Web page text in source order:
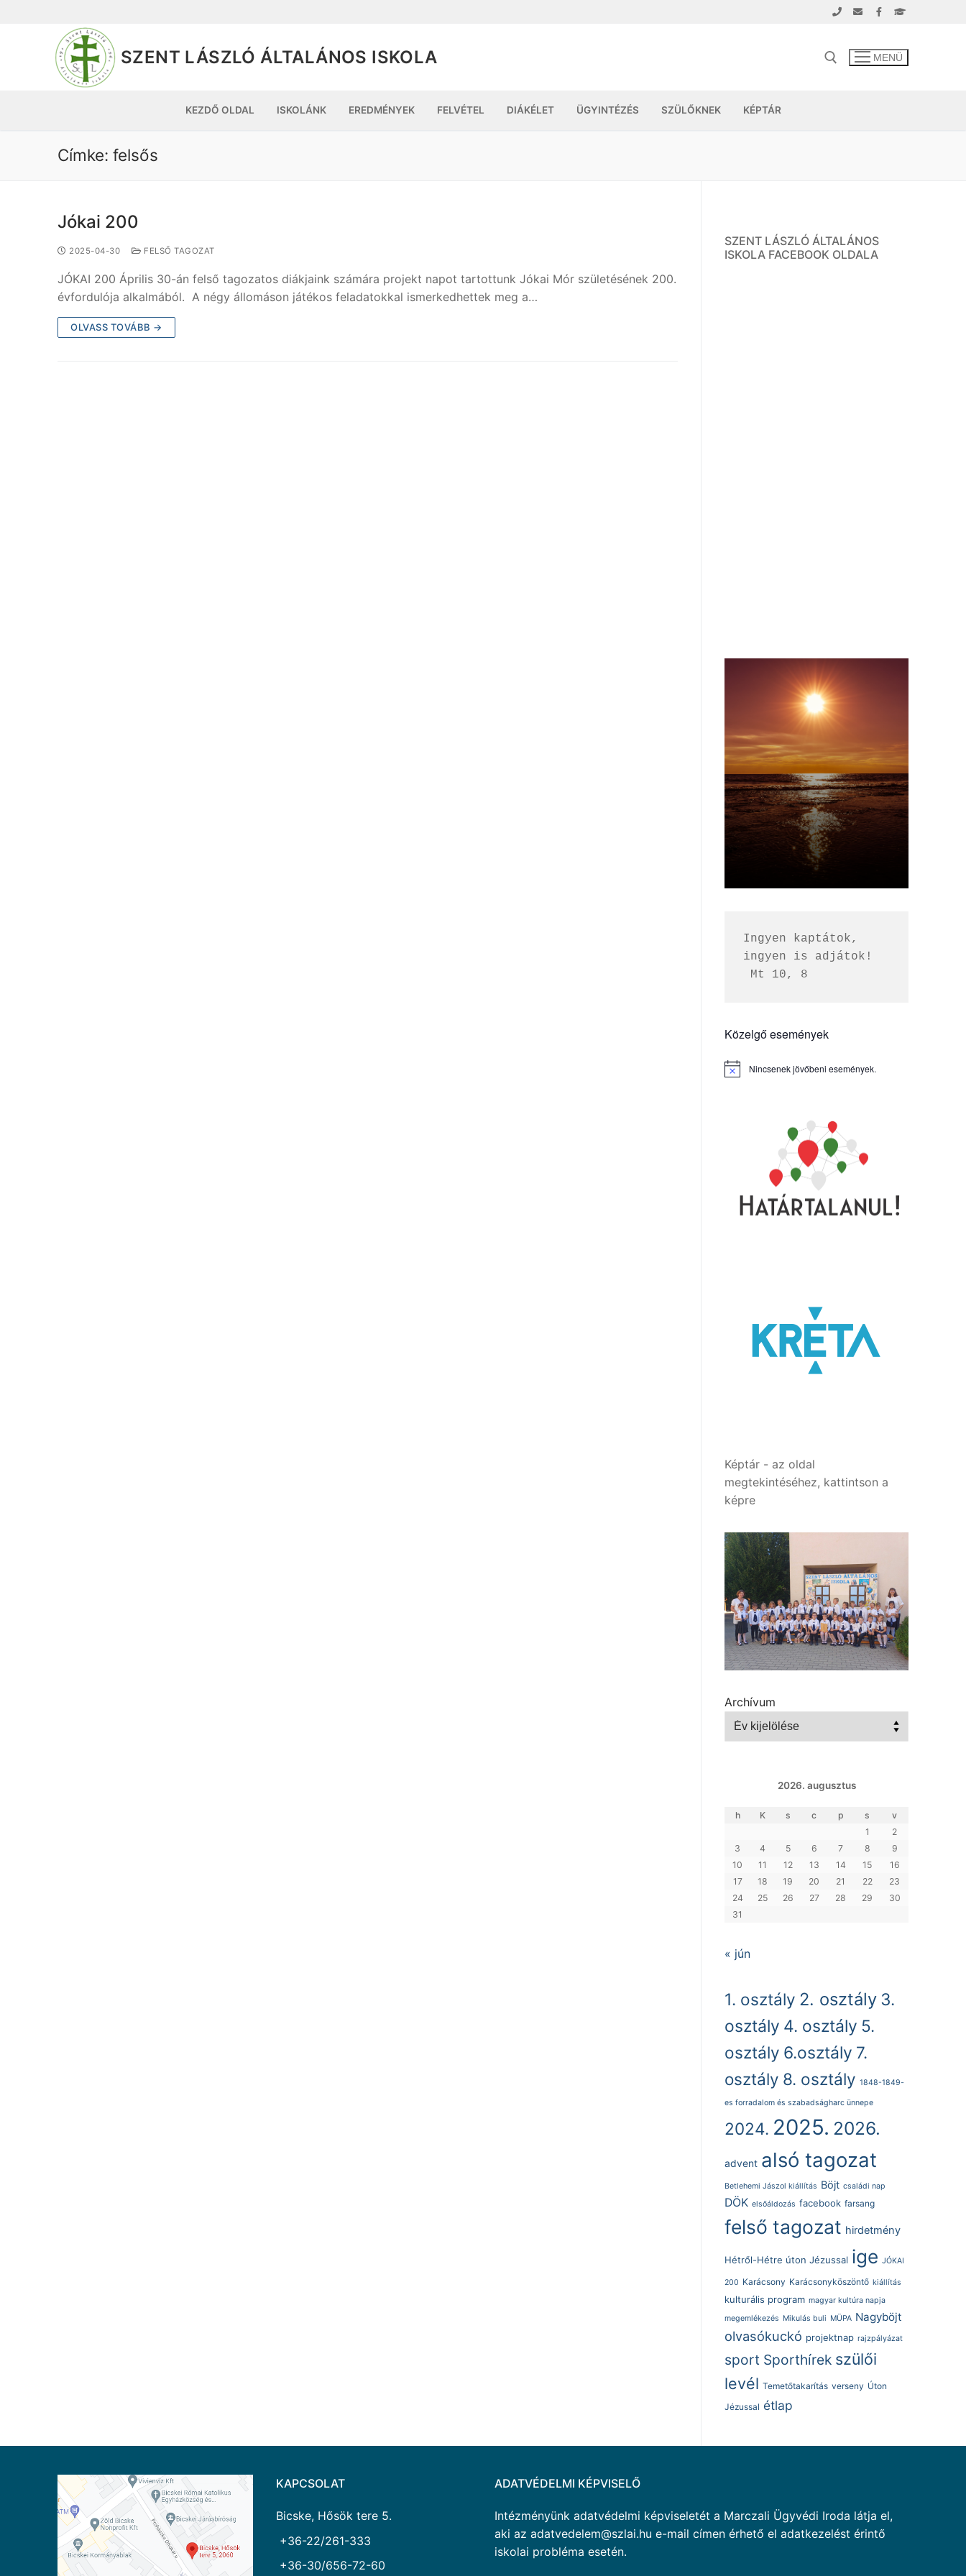
SZENT LÁSZLÓ ÁLTALÁNOS ISKOLA MENÜ
KEZDŐ OLDAL ISKOLÁNK EREDMÉNYEK FELVÉTEL DIÁKÉLET ÜGYINTÉZÉS SZÜLŐKNEK KÉPTÁR
Címke: felsős
Jókai 200
2025-04-30 FELSŐ TAGOZAT
JÓKAI 200 Április 30-án felső tagozatos diákjaink számára projekt napot tartottunk Jókai Mór születésének 200.
évfordulója alkalmából. A négy állomáson játékos feladatokkal ismerkedhettek meg a…
OLVASS TOVÁBB →
SZENT LÁSZLÓ ÁLTALÁNOS
ISKOLA FACEBOOK OLDALA
Ingyen kaptátok,
ingyen is adjátok!
Mt 10, 8
Közelgő események
Notice Nincsenek jövőbeni események.
Képtár - az oldal
megtekintéséhez, kattintson a
képre
Archívum
2026. augusztus
h K s c p s
v
1
2
3
4 5 6 7 8
9
10
11 12 13 14 15
16
17
18 19 20 21 22
23
24
25 26 27 28 29
30
31
« jún
1. osztály 2. osztály 3.
osztály 4. osztály 5.
osztály 6.osztály 7.
osztály 8. osztály 1848-1849-
es forradalom és szabadságharc ünnepe
2024. 2025. 2026.
advent alsó tagozat
Betlehemi Jászol kiállítás Böjt családi nap
DÖK elsőáldozás facebook farsang
felső tagozat hirdetmény
Hétről-Hétre úton Jézussal ige JÓKAI
200 Karácsony Karácsonyköszöntő kiállítás
kulturális program magyar kultúra napja
megemlékezés Mikulás buli MÜPA Nagyböjt
olvasókuckó projektnap rajzpályázat
sport Sporthírek szülői
levél Temetőtakarítás verseny Úton
Jézussal étlap
KAPCSOLAT
Bicske, Hősök tere 5.
+36-22/261-333
+36-30/656-72-60
ADATVÉDELMI KÉPVISELŐ
Intézményünk adatvédelmi képviseletét a Marczali Ügyvédi Iroda látja el,
aki az adatvedelem@szlai.hu e-mail címen érhető el adatkezelést érintő
iskolai probléma esetén.